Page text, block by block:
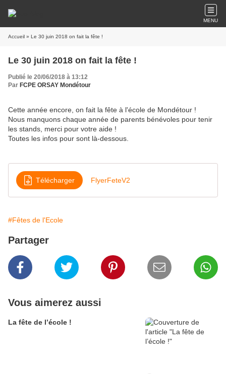
MENU
Accueil » Le 30 juin 2018 on fait la fête !
Le 30 juin 2018 on fait la fête !
Publié le 20/06/2018 à 13:12
Par FCPE ORSAY Mondétour
Cette année encore, on fait la fête à l'école de Mondétour !
Nous manquons chaque année de parents bénévoles pour tenir
les stands, merci pour votre aide !
Toutes les infos pour sont là-dessous.
Télécharger FlyerFeteV2
#Fêtes de l'Ecole
Partager
Vous aimerez aussi
La fête de l’école !